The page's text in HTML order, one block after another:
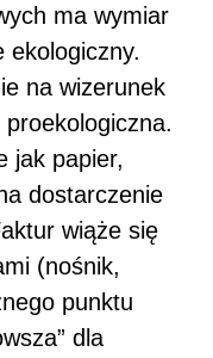
ma wymiar
ekologiczny.
na wizerunek
jak papier,
dostarczenie
wiąże się
(nośnik,
punktu
dla